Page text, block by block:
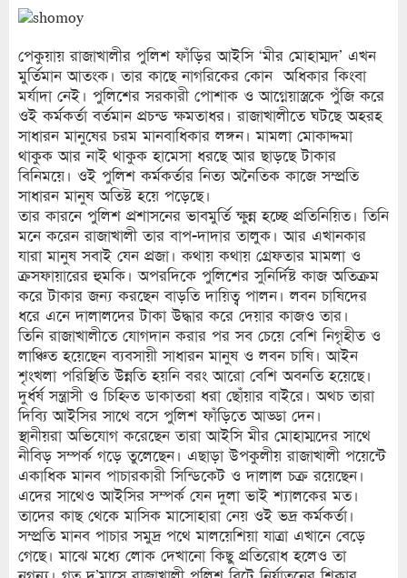
পেকুয়ায় রাজাখালীর পুলিশ ফাঁড়ির আইসি ‘মীর মোহাম্মদ’ এখন
মুর্তিমান আতংক। তার কাছে নাগরিকের কোন অধিকার কিংবা
মর্যাদা নেই। পুলিশের সরকারী পোশাক ও আগ্নেয়াস্ত্রকে পুঁজি করে
ওই কর্মকর্তা বর্তমান প্রচন্ড ক্ষমতাধর। রাজাখালীতে ঘটছে অহরহ
সাধারন মানুষের চরম মানবাধিকার লঙ্গন। মামলা মোকাদ্দমা
থাকুক আর নাই থাকুক হামেসা ধরছে আর ছাড়ছে টাকার
বিনিময়ে। ওই পুলিশ কর্মকর্তার নিত্য অনৈতিক কাজে সম্প্রতি
সাধারন মানুষ অতিষ্ট হয়ে পড়েছে।
তার কারনে পুলিশ প্রশাসনের ভাবমুর্তি ক্ষুন্ন হচ্ছে প্রতিনিয়িত। তিনি
মনে করেন রাজাখালী তার বাপ-দাদার তালুক। আর এখানকার
যারা মানুষ সবাই যেন প্রজা। কথায় কথায় গ্রেফতার মামলা ও
ক্রসফায়ারের হুমকি। অপরদিকে পুলিশের সুনির্দিষ্ট কাজ অতিক্রম
করে টাকার জন্য করছেন বাড়তি দায়িত্ব পালন। লবন চাষিদের
ধরে এনে দালালদের টাকা উদ্ধার করে দেয়ার কাজও তার।
তিনি রাজাখালীতে যোগদান করার পর সব চেয়ে বেশি নিগৃহীত ও
লাঞ্চিত হয়েছেন ব্যবসায়ী সাধারন মানুষ ও লবন চাষি। আইন
শৃংখলা পরিস্থিতি উন্নতি হয়নি বরং আরো বেশি অবনতি হয়েছে।
দুর্ধর্ষ সন্ত্রাসী ও চিহ্নিত ডাকাতরা ধরা ছোঁয়ার বাইরে। অথচ তারা
দিব্যি আইসির সাথে বসে পুলিশ ফাঁড়িতে আড্ডা দেন।
স্থানীয়রা অভিযোগ করেছেন তারা আইসি মীর মোহাম্মদের সাথে
নীবিড় সম্পর্ক গড়ে তুলেছেন। এছাড়া উপকুলীয় রাজাখালী পয়েন্টে
একাধিক মানব পাচারকারী সিন্ডিকেট ও দালাল চক্র রয়েছেন।
এদের সাথেও আইসির সম্পর্ক যেন দুলা ভাই শ্যালকের মত।
তাদের কাছ থেকে মাসিক মাসোহারা নেয় ওই ভদ্র কর্মকর্তা।
সম্প্রতি মানব পাচার সমুদ্র পথে মালয়েশিয়া যাত্রা এখানে বেড়ে
গেছে। মাঝে মধ্যে লোক দেখানো কিছু প্রতিরোধ হলেও তা